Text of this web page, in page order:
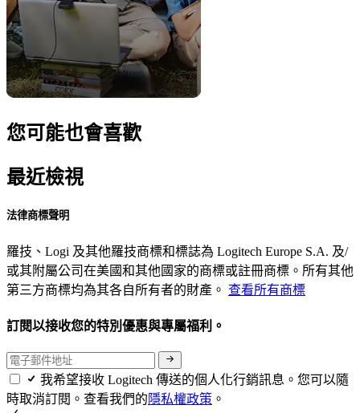
您可能也會喜歡
最近檢視
法律商標聲明
羅技、Logi 及其他羅技商標和標誌為 Logitech Europe S.A. 及/
或其附屬公司在美國和其他國家的商標或註冊商標。所有其他
第三方商標均為其各自所有者的財產。 查看所有商標
訂閱以接收您的特別優惠與專屬福利。
我希望接收 Logitech 傳送的個人化行銷訊息。您可以隨
時取消訂閱。查看我們的隱私權政策 。